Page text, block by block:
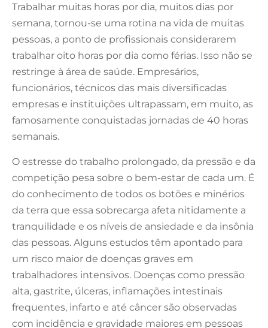
Trabalhar muitas horas por dia, muitos dias por
semana, tornou-se uma rotina na vida de muitas
pessoas, a ponto de profissionais considerarem
trabalhar oito horas por dia como férias. Isso não se
restringe à área de saúde. Empresários,
funcionários, técnicos das mais diversificadas
empresas e instituições ultrapassam, em muito, as
famosamente conquistadas jornadas de 40 horas
semanais.
O estresse do trabalho prolongado, da pressão e da
competição pesa sobre o bem-estar de cada um. É
do conhecimento de todos os botões e minérios
da terra que essa sobrecarga afeta nitidamente a
tranquilidade e os níveis de ansiedade e da insônia
das pessoas. Alguns estudos têm apontado para
um risco maior de doenças graves em
trabalhadores intensivos. Doenças como pressão
alta, gastrite, úlceras, inflamações intestinais
frequentes, infarto e até câncer são observadas
com incidência e gravidade maiores em pessoas